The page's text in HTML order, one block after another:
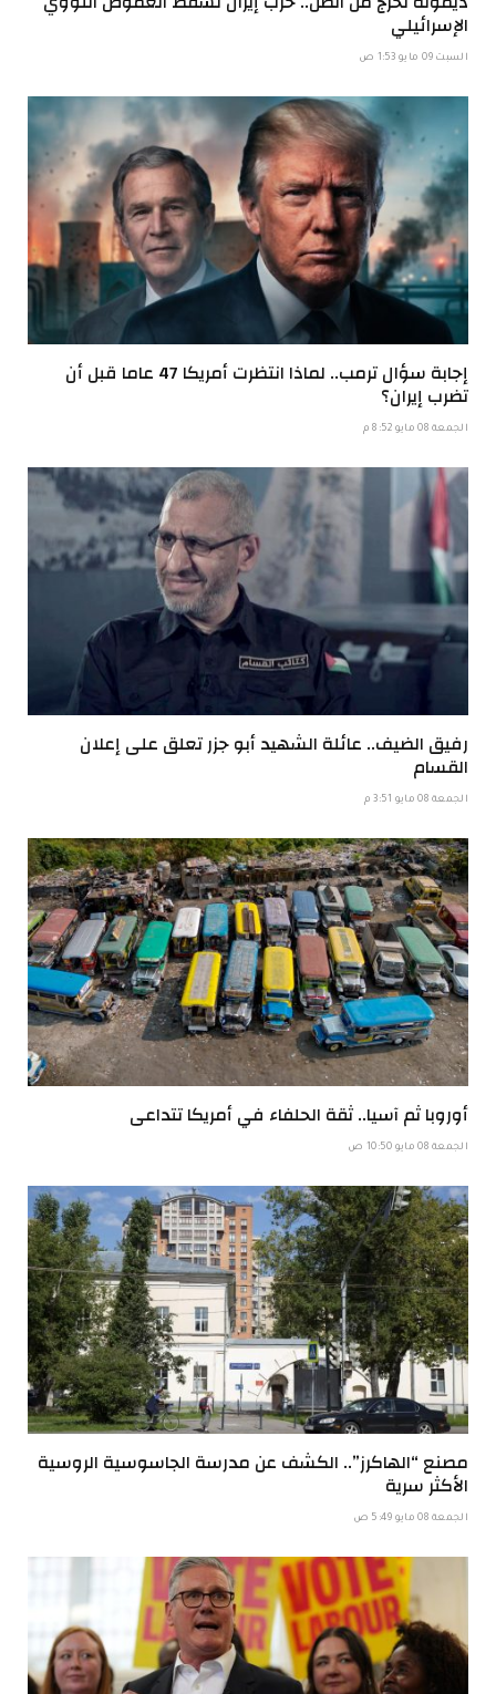
الإسرائيلي
السبت 09 مايو 1:53 ص
إجابة سؤال ترمب.. لماذا انتظرت أمريكا 47 عاما قبل أن
تضرب إيران؟
الجمعة 08 مايو 8:52 م
رفيق الضيف.. عائلة الشهيد أبو جزر تعلق على إعلان
القسام
الجمعة 08 مايو 3:51 م
أوروبا ثم آسيا.. ثقة الحلفاء في أمريكا تتداعى
الجمعة 08 مايو 10:50 ص
مصنع “الهاكرز”.. الكشف عن مدرسة الجاسوسية الروسية
الأكثر سرية
الجمعة 08 مايو 5:49 ص